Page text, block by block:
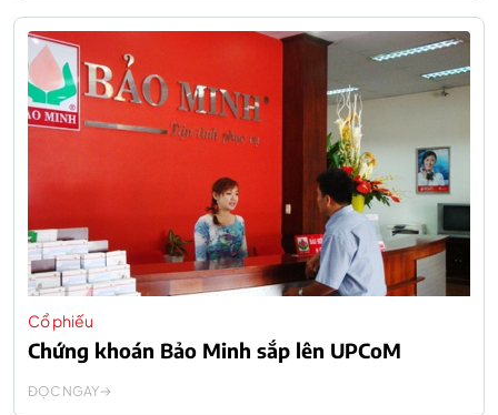
Cổ phiếu
Chứng khoán Bảo Minh sắp lên UPCoM
ĐỌC NGAY